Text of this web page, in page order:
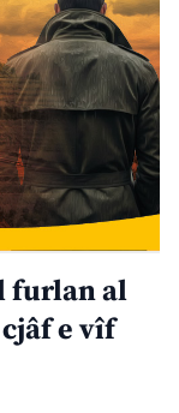
furlan al
e vîf